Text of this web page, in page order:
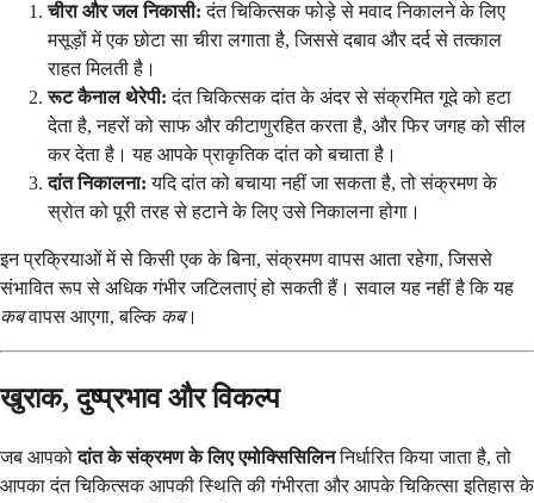
चीरा और जल निकासी: दंत चिकित्सक फोड़े से मवाद निकालने के लिए
मसूड़ों में एक छोटा सा चीरा लगाता है, जिससे दबाव और दर्द से तत्काल
राहत मिलती है।
रूट कैनाल थेरेपी: दंत चिकित्सक दांत के अंदर से संक्रमित गूदे को हटा
देता है, नहरों को साफ और कीटाणुरहित करता है, और फिर जगह को सील
कर देता है। यह आपके प्राकृतिक दांत को बचाता है।
दांत निकालना: यदि दांत को बचाया नहीं जा सकता है, तो संक्रमण के
स्रोत को पूरी तरह से हटाने के लिए उसे निकालना होगा।
इन प्रक्रियाओं में से किसी एक के बिना, संक्रमण वापस आता रहेगा, जिससे
संभावित रूप से अधिक गंभीर जटिलताएं हो सकती हैं। सवाल यह नहीं है कि यह
कबवापस आएगा, बल्कि कब।
खुराक, दुष्प्रभाव और विकल्प
जब आपकोदांत के संक्रमण के लिए एमोक्सिसिलिननिर्धारित किया जाता है, तो
आपका दंत चिकित्सक आपकी स्थिति की गंभीरता और आपके चिकित्सा इतिहास के